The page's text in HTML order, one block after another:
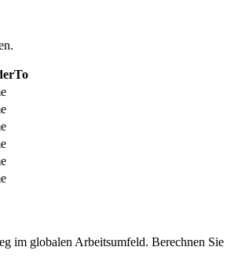
globalen Arbeitsumfeld. Berechnen Sie